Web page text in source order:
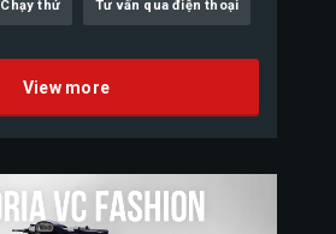
Chạy thử Tư vấn qua điện thoại
View more